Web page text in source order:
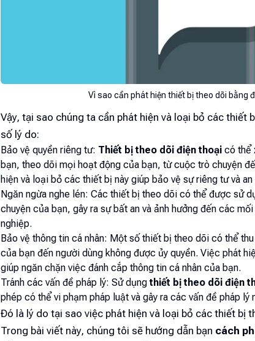
Vì sao cần phát hiện thiết bị theo dõi bằng
Vậy, tại sao chúng ta cần phát hiện và loại bỏ các thiết
số lý do:
Bảo vệ quyền riêng tư: Thiết bị theo dõi điện thoại có thể
bạn, theo dõi mọi hoạt động của bạn, từ cuộc trò chuyện
hiện và loại bỏ các thiết bị này giúp bảo vệ sự riêng tư và an
Ngăn ngừa nghe lén: Các thiết bị theo dõi có thể được sử
chuyện của bạn, gây ra sự bất an và ảnh hưởng đến các
nghiệp.
Bảo vệ thông tin cá nhân: Một số thiết bị theo dõi có thể
của bạn đến người dùng không được ủy quyền. Việc phát
giúp ngăn chặn việc đánh cắp thông tin cá nhân của bạn.
Tránh các vấn đề pháp lý: Sử dụngthiết bị theo dõi điện
phép có thể vi phạm pháp luật và gây ra các vấn đề pháp lý
Đó là lý do tại sao việc phát hiện và loại bỏ các thiết bị
Trong bài viết này, chúng tôi sẽ hướng dẫn bạn cách